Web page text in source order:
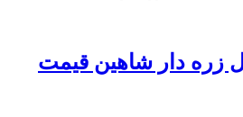
زره دار شاهین قیمت